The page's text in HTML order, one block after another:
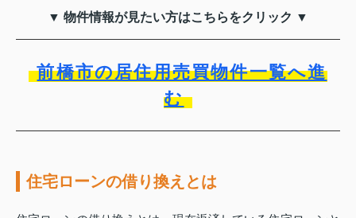
▼ 物件情報が見たい方はこちらをクリック ▼
前橋市の居住用売買物件一覧へ進
む
住宅ローンの借り換えとは